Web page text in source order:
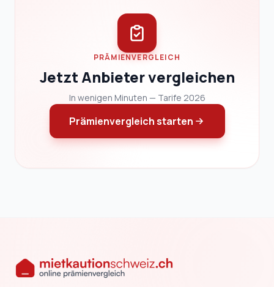
PRÄMIENVERGLEICH
Jetzt Anbieter vergleichen
In wenigen Minuten — Tarife 2026
Prämienvergleich starten